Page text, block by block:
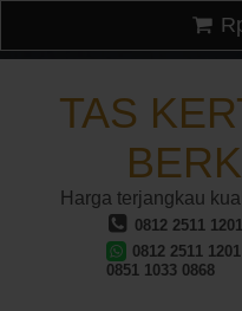
TAS
Harga terjangkau
0812 2511 1201
0812 2511 1201
0851 1033 0868